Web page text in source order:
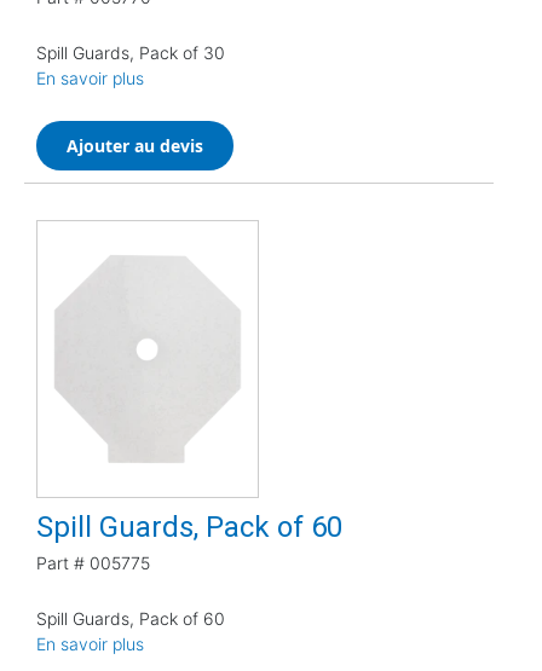
Spill Guards, Pack of 30
En savoir plus
Ajouter au devis
Spill Guards, Pack of 60
Part # 005775
Spill Guards, Pack of 60
En savoir plus